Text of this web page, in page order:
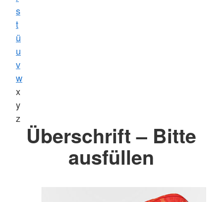
s
t
ü
u
v
w
x
y
z
Überschrift – Bitte
ausfüllen